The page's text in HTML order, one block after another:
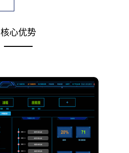
核心优势